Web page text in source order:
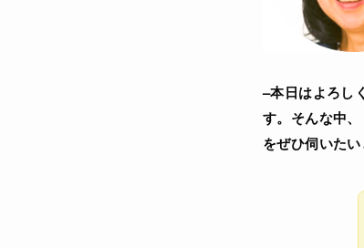
–本日はよろし
す。そんな中
をぜひ伺いたい